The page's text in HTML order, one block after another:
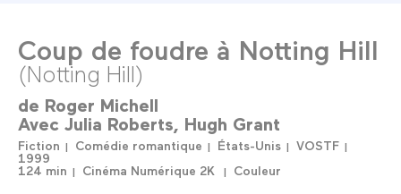
Coup de foudre à Notting Hill
(Notting Hill)
de Roger Michell
Avec Julia Roberts Hugh Grant
Fiction Comédie romantique États-Unis
VOSTF
1999
124 min
Cinéma Numérique 2K Couleur